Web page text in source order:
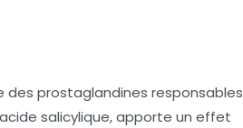
des prostaglandines responsables
salicylique, apporte un effet